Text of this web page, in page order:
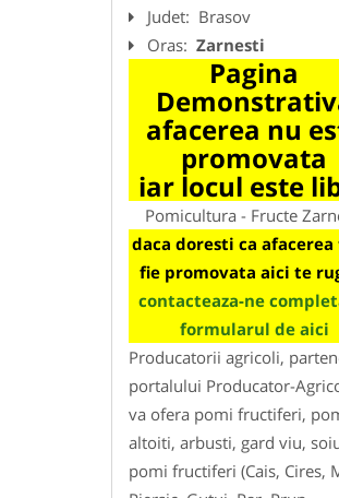
Judet: Brasov
Oras: Zarnesti
Pagina
afacerea nu
promovata
iar locul este
Pomicultura - Fructe
daca doresti ca afacerea
fie promovata aici te
contacteaza-ne
formularul de aici
Producatorii agricoli,
portalului Producator-
va ofera pomi fructiferi,
altoiti, arbusti, gard viu,
pomi fructiferi (Cais, Cires,